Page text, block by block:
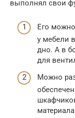
выполнял свои
Его
у мебели
дно. А в
для
Можно